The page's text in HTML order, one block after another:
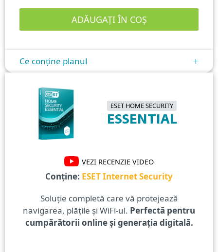
Ce conține planul +
ESET HOME SECURITY
ESSENTIAL
VEZI RECENZIE VIDEO
Conține: ESET Internet Security
Soluție completă care vă protejează
navigarea, plățile și WiFi-ul. Perfectă pentru
cumpărătorii online și generația digitală.